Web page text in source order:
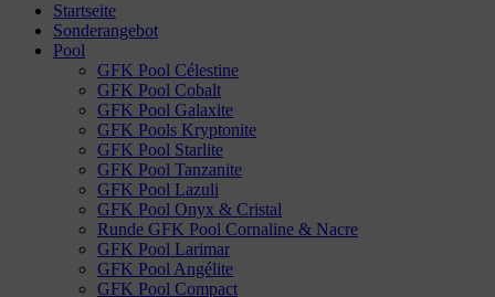
Startseite
Sonderangebot
Pool
GFK Pool Célestine
GFK Pool Cobalt
GFK Pool Galaxite
GFK Pools Kryptonite
GFK Pool Starlite
GFK Pool Tanzanite
GFK Pool Lazuli
GFK Pool Onyx & Cristal
Runde GFK Pool Cornaline & Nacre
GFK Pool Larimar
GFK Pool Angélite
GFK Pool Compact